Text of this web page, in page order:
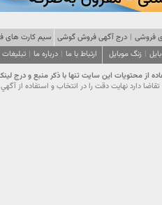
فروشی | درج آگهی فروش گوشی سیم کارت های
| زنگ موبایل ارتباط با ما | درباره ما | تبلیغات